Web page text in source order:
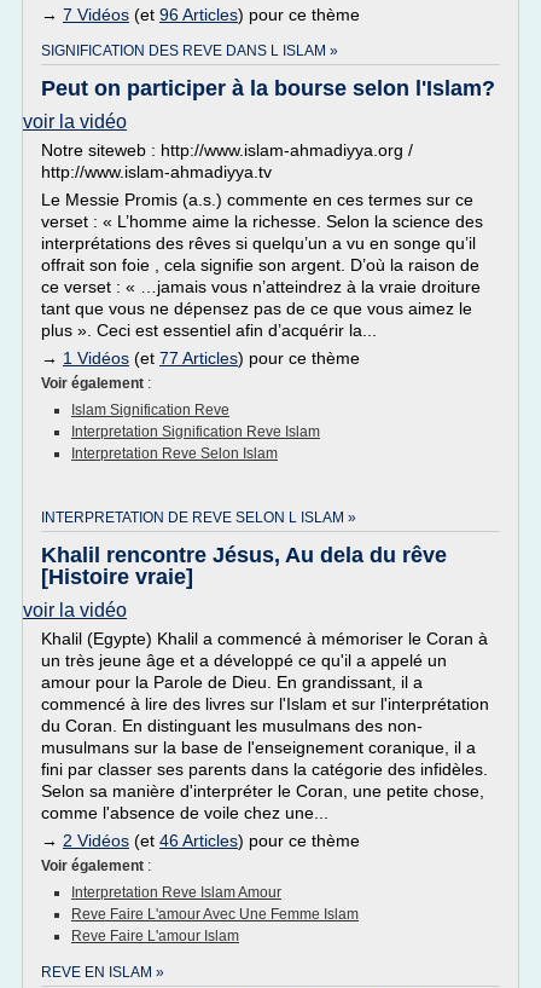
→ 7 Vidéos (et 96 Articles) pour ce thème
SIGNIFICATION DES REVE DANS L ISLAM »
Peut on participer à la bourse selon l'Islam?
voir la vidéo
Notre siteweb : http://www.islam-ahmadiyya.org /
http://www.islam-ahmadiyya.tv
Le Messie Promis (a.s.) commente en ces termes sur ce
verset : « L’homme aime la richesse. Selon la science des
interprétations des rêves si quelqu’un a vu en songe qu’il
offrait son foie , cela signifie son argent. D’où la raison de
ce verset : « …jamais vous n’atteindrez à la vraie droiture
tant que vous ne dépensez pas de ce que vous aimez le
plus ». Ceci est essentiel afin d’acquérir la...
→ 1 Vidéos (et 77 Articles) pour ce thème
Voir également :
Islam Signification Reve
Interpretation Signification Reve Islam
Interpretation Reve Selon Islam
INTERPRETATION DE REVE SELON L ISLAM »
Khalil rencontre Jésus, Au dela du rêve
[Histoire vraie]
voir la vidéo
Khalil (Egypte) Khalil a commencé à mémoriser le Coran à
un très jeune âge et a développé ce qu'il a appelé un
amour pour la Parole de Dieu. En grandissant, il a
commencé à lire des livres sur l'Islam et sur l'interprétation
du Coran. En distinguant les musulmans des non-
musulmans sur la base de l'enseignement coranique, il a
fini par classer ses parents dans la catégorie des infidèles.
Selon sa manière d'interpréter le Coran, une petite chose,
comme l'absence de voile chez une...
→ 2 Vidéos (et 46 Articles) pour ce thème
Voir également :
Interpretation Reve Islam Amour
Reve Faire L'amour Avec Une Femme Islam
Reve Faire L'amour Islam
REVE EN ISLAM »